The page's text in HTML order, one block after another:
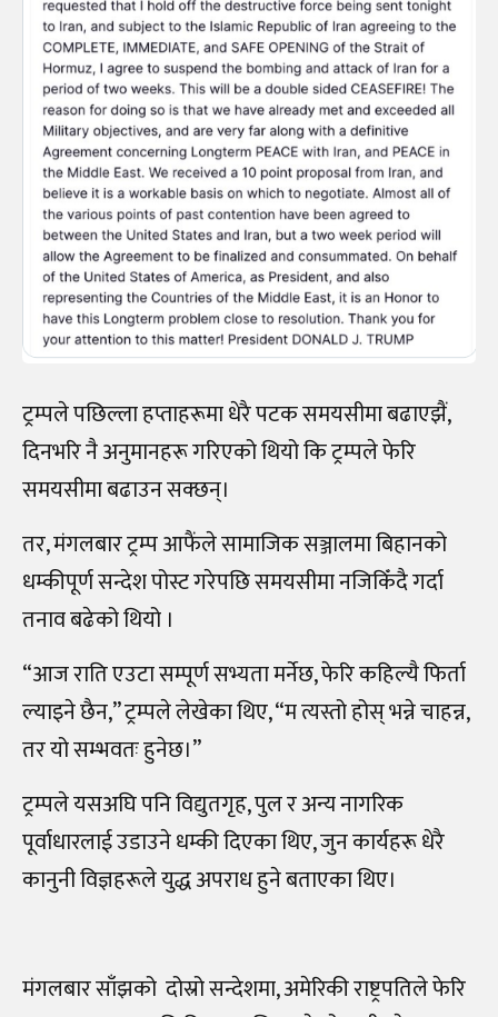
ट्रम्पले पछिल्ला हप्ताहरूमा धेरै पटक समयसीमा बढाएझैं,
दिनभरि नै अनुमानहरू गरिएको थियो कि ट्रम्पले फेरि
समयसीमा बढाउन सक्छन्।
तर, मंगलबार ट्रम्प आफैंले सामाजिक सञ्जालमा बिहानको
धम्कीपूर्ण सन्देश पोस्ट गरेपछि समयसीमा नजिकिँदै गर्दा
तनाव बढेको थियो ।
“आज राति एउटा सम्पूर्ण सभ्यता मर्नेछ, फेरि कहिल्यै फिर्ता
ल्याइने छैन,” ट्रम्पले लेखेका थिए, “म त्यस्तो होस् भन्ने चाहन्न,
तर यो सम्भवतः हुनेछ।”
ट्रम्पले यसअघि पनि विद्युतगृह, पुल र अन्य नागरिक
पूर्वाधारलाई उडाउने धम्की दिएका थिए, जुन कार्यहरू धेरै
कानुनी विज्ञहरूले युद्ध अपराध हुने बताएका थिए।
मंगलबार साँझको दोस्रो सन्देशमा, अमेरिकी राष्ट्रपतिले फेरि